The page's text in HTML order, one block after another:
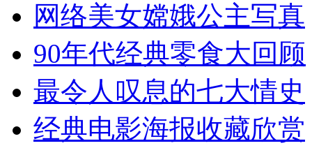
网络美女嫦娥公主写真
90年代经典零食大回顾
最令人叹息的七大情史
经典电影海报收藏欣赏